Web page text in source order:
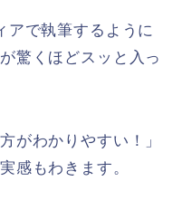
アで執筆するように
驚くほどスッと入っ
がわかりやすい！」
感もわきます。